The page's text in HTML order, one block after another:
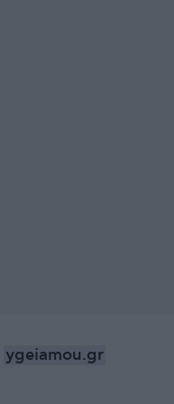
ygeiamou.gr